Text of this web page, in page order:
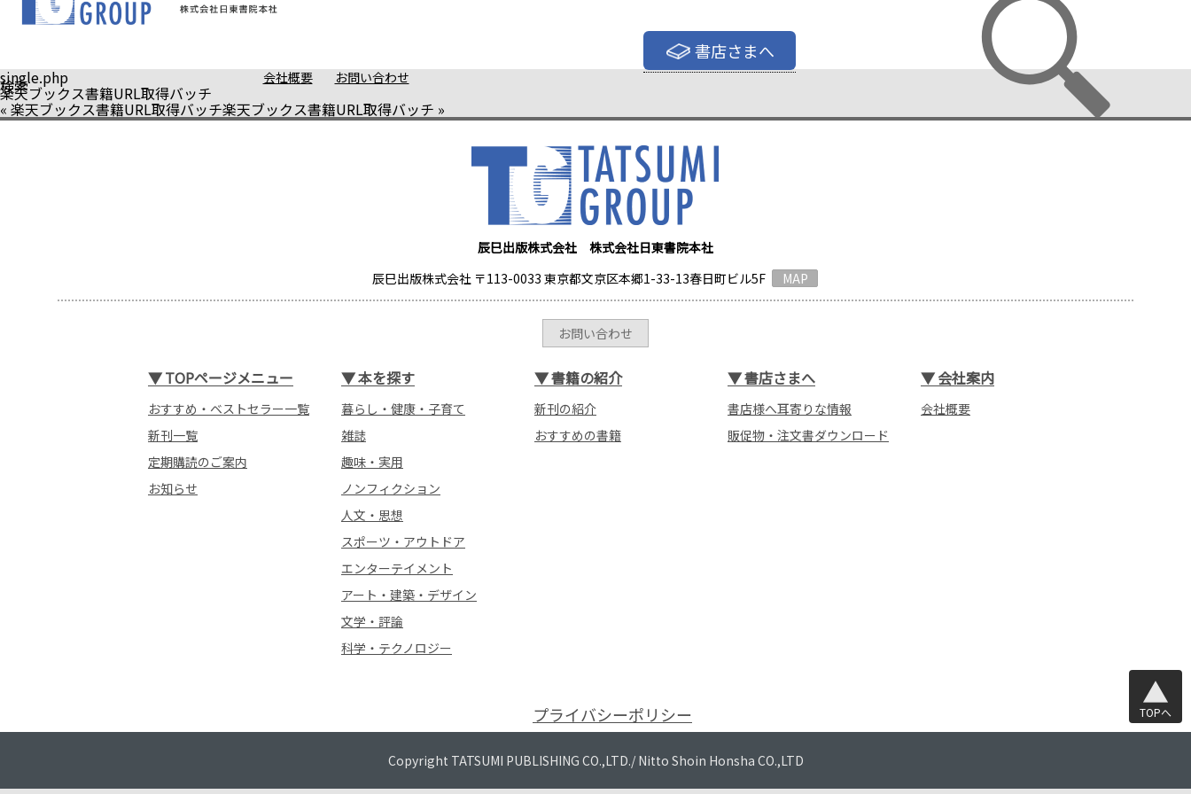
書店さまへ
会社概要 お問い合わせ
検索
single.php
楽天ブックス書籍URL取得バッチ
« 楽天ブックス書籍URL取得バッチ楽天ブックス書籍URL取得バッチ »
辰巳出版株式会社 株式会社日東書院本社
辰巳出版株式会社 〒113-0033 東京都文京区本郷1-33-13春日町ビル5F
MAP
お問い合わせ
▼TOPページメニュー
おすすめ・ベストセラー一覧
新刊一覧
定期購読のご案内
お知らせ
▼本を探す
暮らし・健康・子育て
雑誌
趣味・実用
ノンフィクション
人文・思想
スポーツ・アウトドア
エンターテイメント
アート・建築・デザイン
文学・評論
科学・テクノロジー
▼書籍の紹介
新刊の紹介
おすすめの書籍
▼書店さまへ
書店様へ耳寄りな情報
販促物・注文書ダウンロード
▼会社案内
会社概要
プライバシーポリシー TOPへ
Copyright TATSUMI PUBLISHING CO.,LTD./ Nitto Shoin Honsha CO.,LTD